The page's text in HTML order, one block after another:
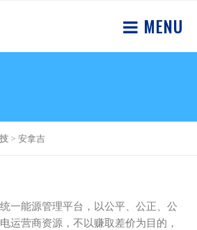
MENU
> 安拿吉
一能源管理平台，以公平、公正、公
运营商资源，不以赚取差价为目的，